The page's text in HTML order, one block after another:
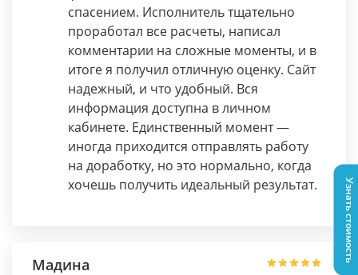
спасением. Исполнитель тщательно
проработал все расчеты, написал
комментарии на сложные моменты, и в
итоге я получил отличную оценку. Сайт
надежный, и что удобный. Вся
информация доступна в личном
кабинете. Единственный момент —
иногда приходится отправлять работу
на доработку, но это нормально, когда
хочешь получить идеальный результат.
Мадина
Узнать стоимость